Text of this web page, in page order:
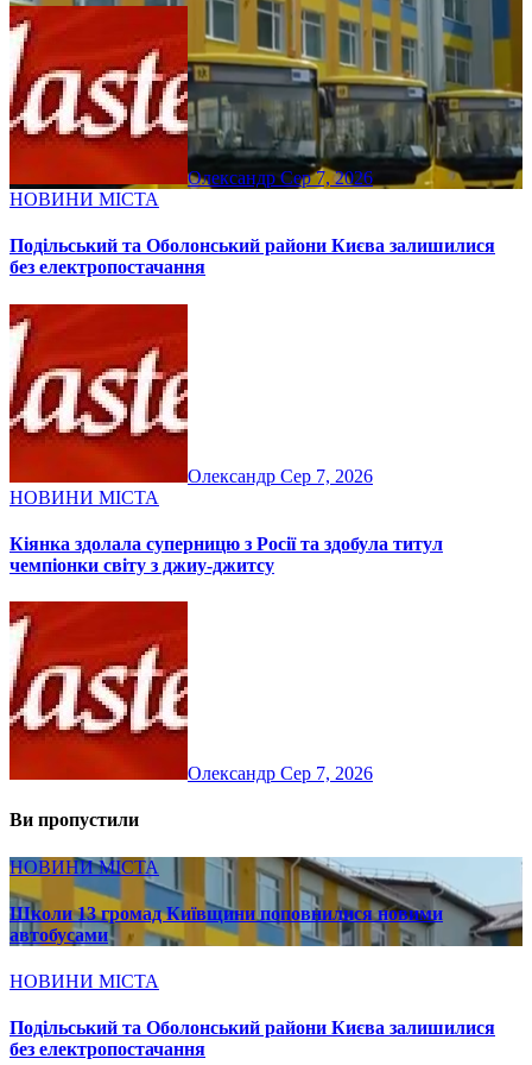
Олександр Сер 7, 2026
НОВИНИ МІСТА
Подільський та Оболонський райони Києва залишилися
без електропостачання
Олександр Сер 7, 2026
НОВИНИ МІСТА
Кіянка здолала суперницю з Росії та здобула титул
чемпіонки світу з джиу-джитсу
Олександр Сер 7, 2026
Ви пропустили
НОВИНИ МІСТА
Школи 13 громад Київщини поповнилися новими
автобусами
НОВИНИ МІСТА
Подільський та Оболонський райони Києва залишилися
без електропостачання